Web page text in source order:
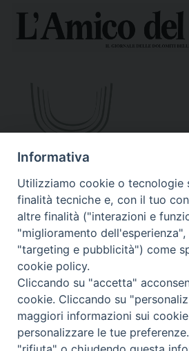
Seminario Vescovile di Treviso
p.tta Benedetto XI, 2
31100 Treviso
Tel. 0422 324835
segreteria@itigt.it
Informativa
Utilizziamo cookie o tecnologie
finalità tecniche e, con il tuo
altre finalità ("interazioni e
"miglioramento
"targeting e pubblicità") come
cookie policy.
Cliccando su "accetta"
cookie. Cliccando su
maggiori informazioni sui
personalizzare le tue